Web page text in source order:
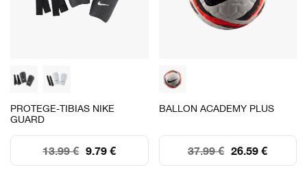
PROTEGE-TIBIAS NIKE
GUARD
9.79 €
13.99 €
BALLON ACADEMY PLUS
26.59 €
37.99 €